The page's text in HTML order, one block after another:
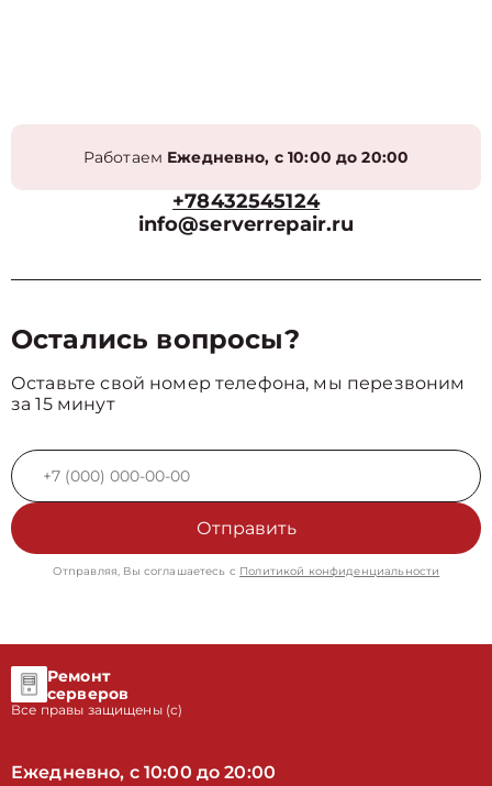
Работаем Ежедневно, с 10:00 до 20:00
+78432545124
info@serverrepair.ru
Остались вопросы?
Оставьте свой номер телефона, мы перезвоним
за 15 минут
Отправить
Отправляя, Вы соглашаетесь с Политикой конфиденциальности
Ремонт
серверов
Все правы защищены (с)
Ежедневно, с 10:00 до 20:00